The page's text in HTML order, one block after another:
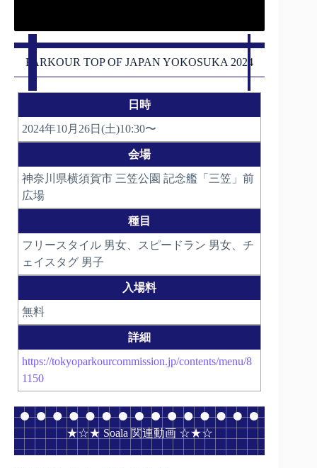
PARKOUR TOP OF JAPAN YOKOSUKA 2024
日時
2024年10月26日(土)10:30〜
会場
神奈川県横須賀市 三笠公園 記念艦「三笠」前
広場
種目
フリースタイル 男女、スピードラン 男女、チ
ェイスタグ 男子
入場料
無料
詳細
https://tokyoparkourcommission.jp/contents/menu/8
1150
★☆★ Soala 関連動画 ☆★☆